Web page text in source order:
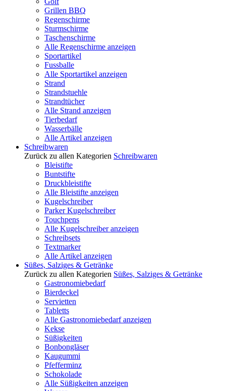
Grillen BBQ
Regenschirme
Sturmschirme
Taschenschirme
Alle Regenschirme anzeigen
Sportartikel
Fussballe
Alle Sportartikel anzeigen
Strand
Strandstuehle
Strandtücher
Alle Strand anzeigen
Tierbedarf
Wasserbälle
Alle Artikel anzeigen
Schreibwaren
Zurück zu allen Kategorien Schreibwaren
Bleistifte
Buntstifte
Druckbleistifte
Alle Bleistifte anzeigen
Kugelschreiber
Parker Kugelschreiber
Touchpens
Alle Kugelschreiber anzeigen
Schreibsets
Textmarker
Alle Artikel anzeigen
Süßes, Salziges & Getränke
Zurück zu allen Kategorien Süßes, Salziges & Getränke
Gastronomiebedarf
Bierdeckel
Servietten
Tabletts
Alle Gastronomiebedarf anzeigen
Kekse
Süßigkeiten
Bonbongläser
Kaugummi
Pfefferminz
Schokolade
Alle Süßigkeiten anzeigen